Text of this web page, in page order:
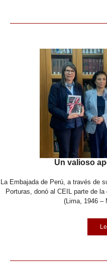
Un valioso
La Embajada de Perú, a través de
Porturas, donó al CEIL parte de
(Lima, 1946 –